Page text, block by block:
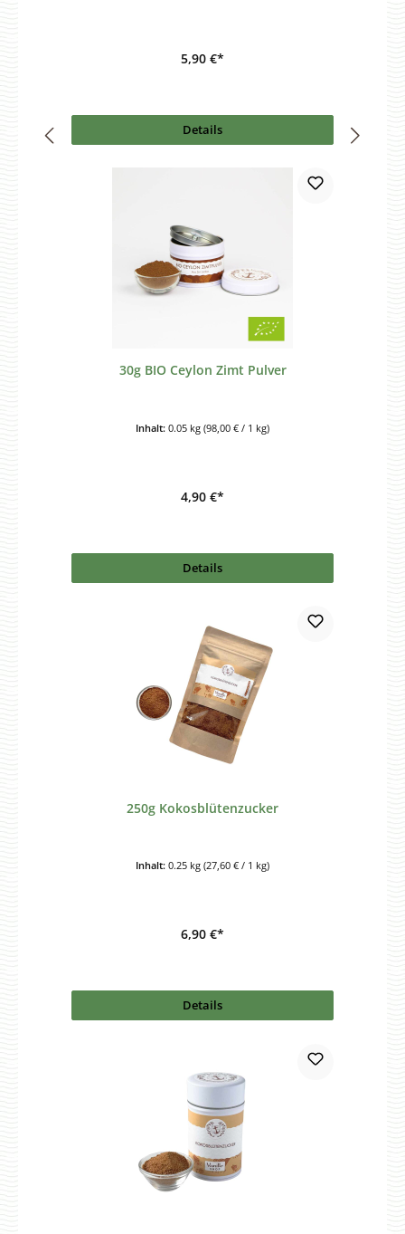
5,90 €*
Details
30g BIO Ceylon Zimt Pulver
Inhalt: 0.05 kg (98,00 € / 1 kg)
4,90 €*
Details
250g Kokosblütenzucker
Inhalt: 0.25 kg (27,60 € / 1 kg)
6,90 €*
Details